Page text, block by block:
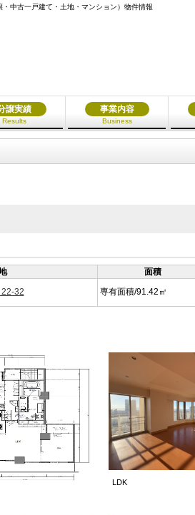
・中古一戸建て・土地・マンション）物件情報
譲実績
Results
事業内容
Business
面積
32 専有面積/91.42㎡
LDK